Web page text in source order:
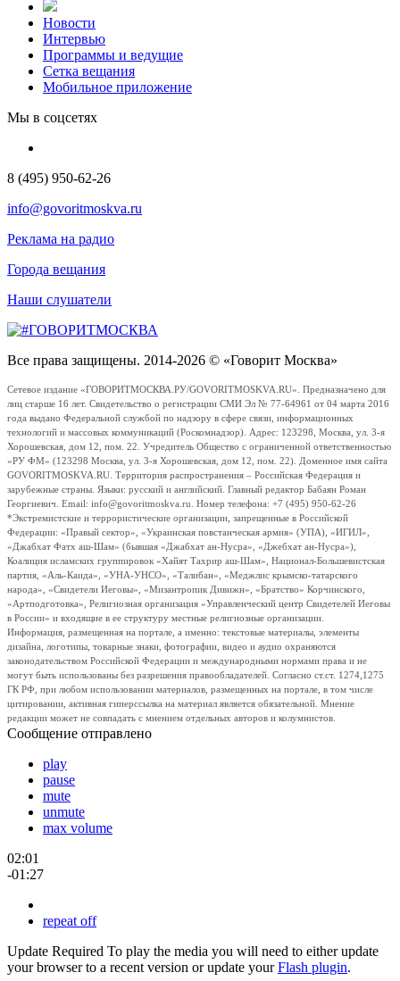
Новости
Интервью
Программы и ведущие
Сетка вещания
Мобильное приложение
Мы в соцсетях
8 (495) 950-62-26
info@govoritmoskva.ru
Реклама на радио
Города вещания
Наши слушатели
Все права защищены. 2014-2026 © «Говорит Москва»
Сетевое издание «ГОВОРИТМОСКВА.РУ/GOVORITMOSKVA.RU». Предназначено для
лиц старше 16 лет. Свидетельство о регистрации СМИ Эл № 77-64961 от 04 марта 2016
года выдано Федеральной службой по надзору в сфере связи, информационных
технологий и массовых коммуникаций (Роскомнадзор). Адрес: 123298, Москва, ул. 3-я
Хорошевская, дом 12, пом. 22. Учредитель Общество с ограниченной ответственностью
«РУ ФМ» (123298 Москва, ул. 3-я Хорошевская, дом 12, пом. 22). Доменное имя сайта
GOVORITMOSKVA.RU. Территория распространения – Российская Федерация и
зарубежные страны. Языки: русский и английский. Главный редактор Бабаян Роман
Георгиевич. Email: info@govoritmoskva.ru. Номер телефона: +7 (495) 950-62-26
*Экстремистские и террористические организации, запрещенные в Российской
Федерации: «Правый сектор», «Украинская повстанческая армия» (УПА), «ИГИЛ»,
«Джабхат Фатх аш-Шам» (бывшая «Джабхат ан-Нусра», «Джебхат ан-Нусра»),
Коалиция исламских группировок «Хайят Тахрир аш-Шам», Национал-Большевистская
партия, «Аль-Каида», «УНА-УНСО», «Талибан», «Меджлис крымско-татарского
народа», «Свидетели Иеговы», «Мизантропик Дивижн», «Братство» Корчинского,
«Артподготовка», Религиозная организация «Управленческий центр Свидетелей Иеговы
в России» и входящие в ее структуру местные религиозные организации.
Информация, размещенная на портале, а именно: текстовые материалы, элементы
дизайна, логотипы, товарные знаки, фотографии, видео и аудио охраняются
законодательством Российской Федерации и международными нормами права и не
могут быть использованы без разрешения правообладателей. Согласно ст.ст. 1274,1275
ГК РФ, при любом использовании материалов, размещенных на портале, в том числе
цитировании, активная гиперссылка на материал является обязательной. Мнение
редакции может не совпадать с мнением отдельных авторов и колумнистов.
Сообщение отправлено
play
pause
mute
unmute
max volume
02:01
-01:27
repeat off
Update Required To play the media you will need to either update
your browser to a recent version or update yourFlash plugin.